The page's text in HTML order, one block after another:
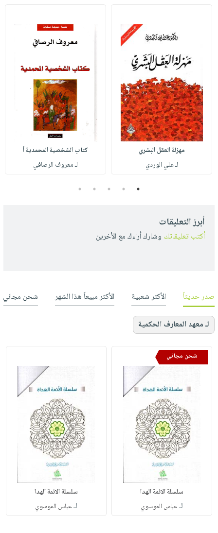
مهزلة العقل البشري
لـ علي الوردي
كتاب الشخصية المحمدية أ
لـ معروف الرصافي
1
2
3
4
5
أبرز التعليقات
أكتب تعليقاتك وشارك أراءك مع الأخرين
صدر حديثاً الأكثر شعبية الأكثر مبيعاً هذا الشهر شحن مجاني
لـ معهد المعارف الحكمية
شحن مجاني
سلسلة الائمة الهدا
لـعباس الموسوي
سلسلة الائمة الهدا
لـعباس الموسوي